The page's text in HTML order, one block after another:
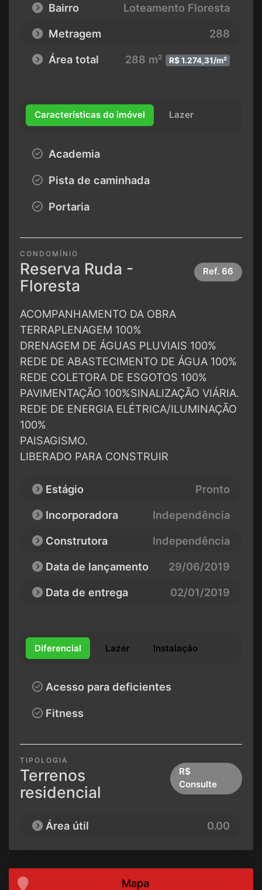
Bairro
Loteamento Floresta
Metragem
288
Área total
288 m² R$ 1.274,31/m²
Características do imóvel Lazer
Academia
Pista de caminhada
Portaria
CONDOMÍNIO
Reserva Ruda -
Floresta
Ref. 66
ACOMPANHAMENTO DA OBRA
TERRAPLENAGEM 100%
DRENAGEM DE ÁGUAS PLUVIAIS 100%
REDE DE ABASTECIMENTO DE ÁGUA 100%
REDE COLETORA DE ESGOTOS 100%
PAVIMENTAÇÃO 100%SINALIZAÇÃO VIÁRIA.
REDE DE ENERGIA ELÉTRICA/ILUMINAÇÃO
100%
PAISAGISMO.
LIBERADO PARA CONSTRUIR
Estágio
Pronto
Incorporadora
Independência
Construtora
Independência
Data de lançamento
29/06/2019
Data de entrega
02/01/2019
Diferencial Lazer Instalação
Acesso para deficientes
Fitness
TIPOLOGIA
Terrenos
residencial
R$
Consulte
Área útil 0.00
Mapa